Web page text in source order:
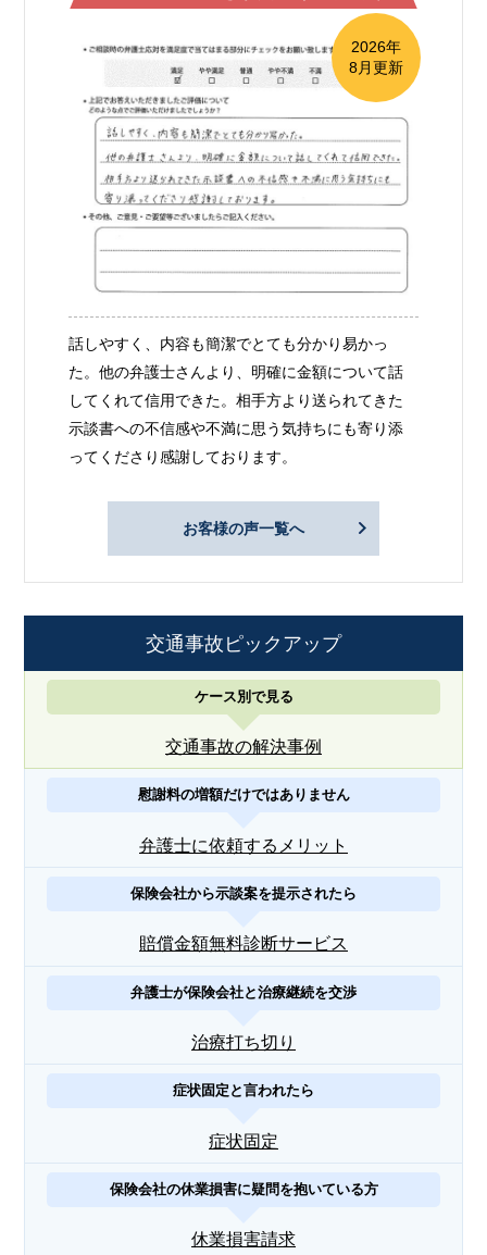
2026年
8月更新
話しやすく、内容も簡潔でとても分かり易かっ
た。他の弁護士さんより、明確に金額について話
してくれて信用できた。相手方より送られてきた
示談書への不信感や不満に思う気持ちにも寄り添
ってくださり感謝しております。
お客様の声一覧へ
交通事故ピックアップ
ケース別で見る
交通事故の解決事例
慰謝料の増額だけではありません
弁護士に依頼するメリット
保険会社から示談案を提示されたら
賠償金額無料診断サービス
弁護士が保険会社と治療継続を交渉
治療打ち切り
症状固定と言われたら
症状固定
保険会社の休業損害に疑問を抱いている方
休業損害請求